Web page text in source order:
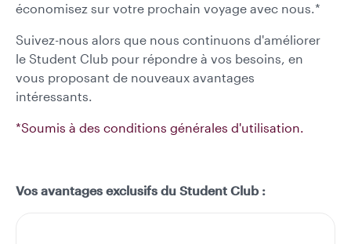
économisez sur votre prochain voyage avec nous.*
Suivez-nous alors que nous continuons d'améliorer
le Student Club pour répondre à vos besoins, en
vous proposant de nouveaux avantages
intéressants.
*Soumis à des conditions générales d'utilisation.
Vos avantages exclusifs du Student Club :